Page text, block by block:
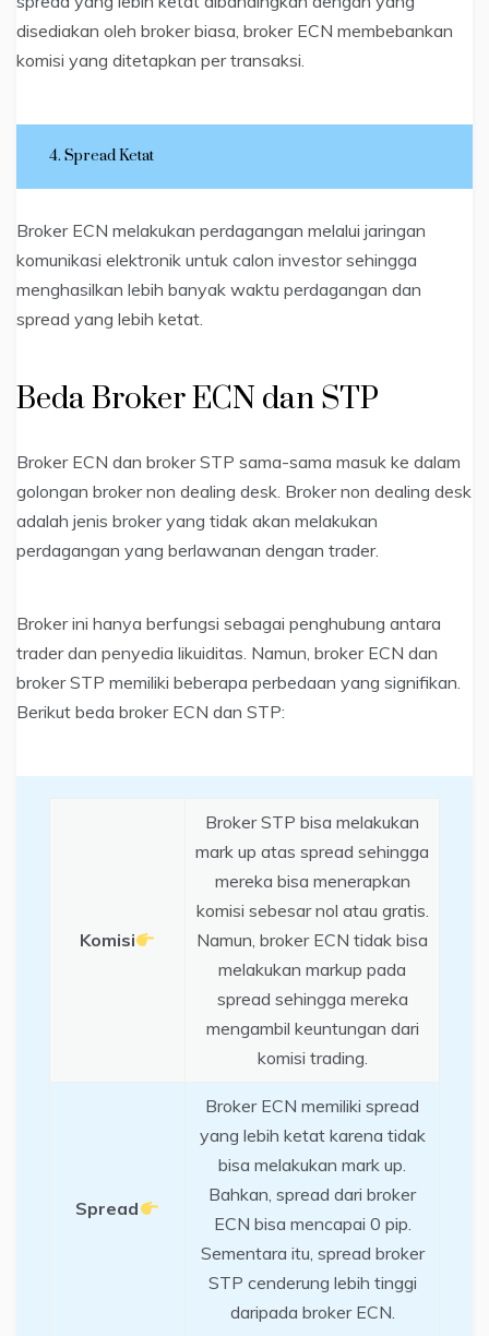
disediakan oleh broker biasa, broker ECN membebankan
komisi yang ditetapkan per transaksi.
4. Spread Ketat
Broker ECN melakukan perdagangan melalui jaringan
komunikasi elektronik untuk calon investor sehingga
menghasilkan lebih banyak waktu perdagangan dan
spread yang lebih ketat.
Beda Broker ECN dan STP
Broker ECN dan broker STP sama-sama masuk ke dalam
golongan broker non dealing desk. Broker non dealing desk
adalah jenis broker yang tidak akan melakukan
perdagangan yang berlawanan dengan trader.
Broker ini hanya berfungsi sebagai penghubung antara
trader dan penyedia likuiditas. Namun, broker ECN dan
broker STP memiliki beberapa perbedaan yang signifikan.
Berikut beda broker ECN dan STP:
Komisi
Broker STP bisa melakukan
mark up atas spread sehingga
mereka bisa menerapkan
komisi sebesar nol atau gratis.
Namun, broker ECN tidak bisa
melakukan markup pada
spread sehingga mereka
mengambil keuntungan dari
komisi trading.
Spread
Broker ECN memiliki spread
yang lebih ketat karena tidak
bisa melakukan mark up.
Bahkan, spread dari broker
ECN bisa mencapai 0 pip.
Sementara itu, spread broker
STP cenderung lebih tinggi
daripada broker ECN.